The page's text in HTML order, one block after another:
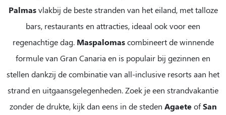
Palmasvlakbij de beste stranden van het eiland, met talloze
bars, restaurants en attracties, ideaal ook voor een
regenachtige dag. Maspalomascombineert de winnende
formule van Gran Canaria en is populair bij gezinnen en
stellen dankzij de combinatie van all-inclusive resorts aan het
strand en uitgaansgelegenheden. Zoek je een strandvakantie
zonder de drukte, kijk dan eens in de steden AgaeteofSan